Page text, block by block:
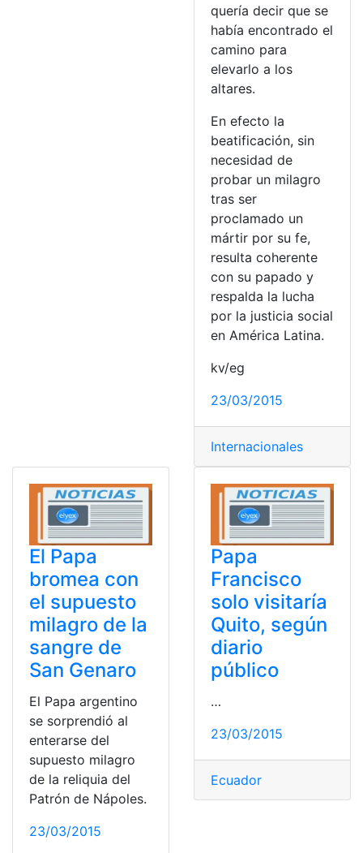
quería decir que se
había encontrado el
camino para
elevarlo a los
altares.
En efecto la
beatificación, sin
necesidad de
probar un milagro
tras ser
proclamado un
mártir por su fe,
resulta coherente
con su papado y
respalda la lucha
por la justicia social
en América Latina.
kv/eg
23/03/2015
Internacionales
El Papa
bromea con
el supuesto
milagro de la
sangre de
San Genaro
El Papa argentino
se sorprendió al
enterarse del
supuesto milagro
de la reliquia del
Patrón de Nápoles.
23/03/2015
Papa
Francisco
solo visitaría
Quito, según
diario
público
…
23/03/2015
Ecuador